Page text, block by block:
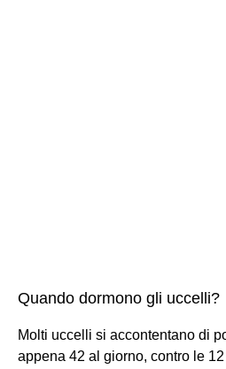
Quando dormono gli uccelli?
Molti uccelli si accontentano di
appena 42 al giorno, contro le